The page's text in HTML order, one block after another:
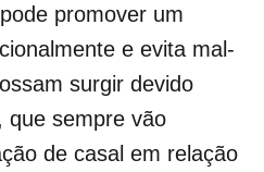
promover um
e evita mal-
surgir devido
que sempre vão
de casal em relação